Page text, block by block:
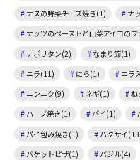
ナスの野菜チーズ焼き(1)
ナ
ナッツのペーストと山菜アイコの
ナポリタン(2)
なまり節(1)
ニラ(11)
にら(1) ニラ
ニンニク(9)
ネギ(1) ね
ハーブ焼き(1)
パイ(1)
パイ包み焼き(1)
ハクサイ
バケットピザ(1)
バジル(4)